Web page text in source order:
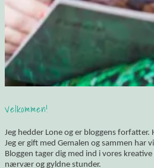
Velkommen!
Jeg hedder Lone og er bloggens
Jeg er gift med Gemalen og sammen har
Bloggen tager dig med ind i vores
nærvær og gyldne stunder.